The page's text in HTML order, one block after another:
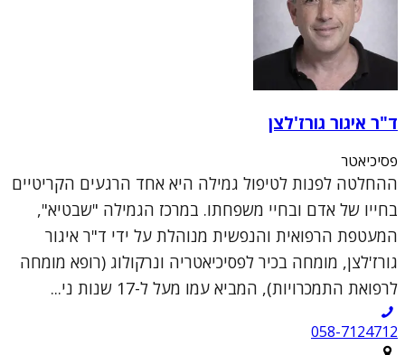
ד"ר איגור גורז'לצן
פסיכיאטר
ההחלטה לפנות לטיפול גמילה היא אחד הרגעים הקריטיים
בחייו של אדם ובחיי משפחתו. במרכז הגמילה "שבטיא",
המעטפת הרפואית והנפשית מנוהלת על ידי ד"ר איגור
גורז'לצן, מומחה בכיר לפסיכיאטריה ונרקולוג (רופא מומחה
לרפואת התמכרויות), המביא עמו מעל ל-17 שנות ני...
058-7124712